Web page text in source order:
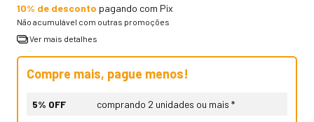
10% de desconto pagando com Pix
Não acumulável com outras promoções
Ver mais detalhes
Compre mais, pague menos!
5% OFF
comprando 2 unidades ou mais *